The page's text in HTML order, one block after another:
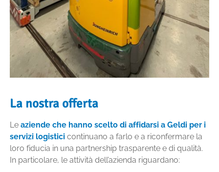
La nostra offerta
Le aziende che hanno scelto di affidarsi a Geldi per i
servizi logistici continuano a farlo e a riconfermare la
loro fiducia in una partnership trasparente e di qualità.
In particolare, le attività dell’azienda riguardano: